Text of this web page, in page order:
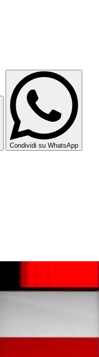
Condividi su WhatsApp